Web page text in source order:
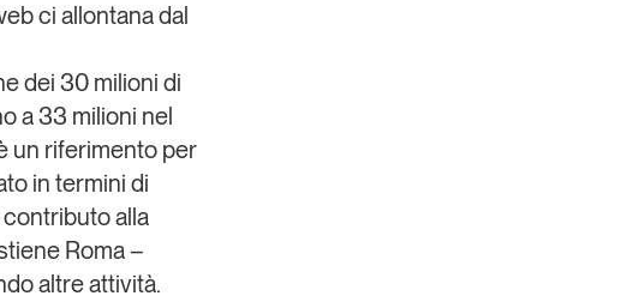
ci allontana dal
dei 30 milioni di
a 33 milioni nel
un riferimento per
in termini di
alla
Roma –
altre attività.